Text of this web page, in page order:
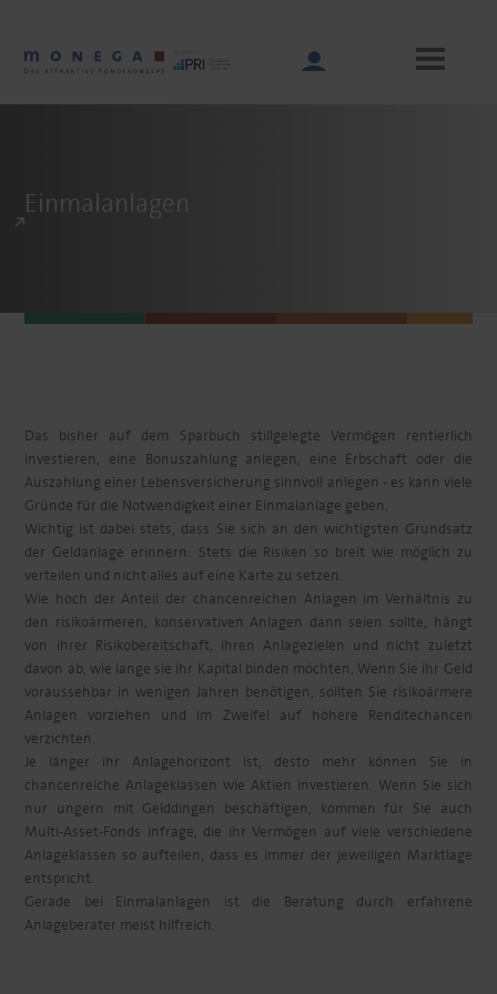
Main
navigation
Einmalanlagen
Das bisher auf dem Sparbuch stillgelegte Vermögen rentierlich
investieren, eine Bonuszahlung anlegen, eine Erbschaft oder die
Auszahlung einer Lebensversicherung sinnvoll anlegen - es kann viele
Gründe für die Notwendigkeit einer Einmalanlage geben.
Wichtig ist dabei stets, dass Sie sich an den wichtigsten Grundsatz
der Geldanlage erinnern: Stets die Risiken so breit wie möglich zu
verteilen und nicht alles auf eine Karte zu setzen.
Wie hoch der Anteil der chancenreichen Anlagen im Verhältnis zu
den risikoärmeren, konservativen Anlagen dann seien sollte, hängt
von ihrer Risikobereitschaft, ihren Anlagezielen und nicht zuletzt
davon ab, wie lange sie ihr Kapital binden möchten. Wenn Sie ihr Geld
voraussehbar in wenigen Jahren benötigen, sollten Sie risikoärmere
Anlagen vorziehen und im Zweifel auf höhere Renditechancen
verzichten.
Je länger ihr Anlagehorizont ist, desto mehr können Sie in
chancenreiche Anlageklassen wie Aktien investieren. Wenn Sie sich
nur ungern mit Gelddingen beschäftigen, kommen für Sie auch
Multi-Asset-Fonds infrage, die ihr Vermögen auf viele verschiedene
Anlageklassen so aufteilen, dass es immer der jeweiligen Marktlage
entspricht.
Gerade bei Einmalanlagen ist die Beratung durch erfahrene
Anlageberater meist hilfreich.